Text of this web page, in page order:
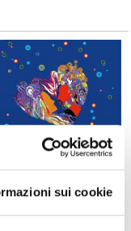
sui cookie
che si svolge